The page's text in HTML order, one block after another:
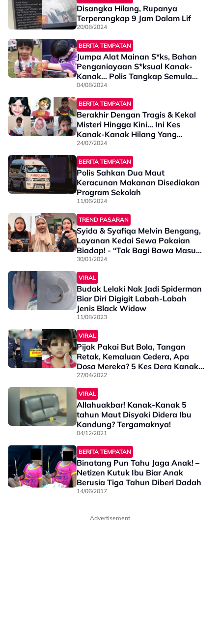
Disangka Hilang, Rupanya
Terperangkap 9 Jam Dalam Lif
20/08/2024
BERITA TEMPATAN
Jumpa Alat Mainan S*ks, Bahan
Penganiayaan S*ksual Kanak-
Kanak… Polis Tangkap Semula
Suspek Culik Albertine Leo
04/08/2024
BERITA TEMPATAN
Berakhir Dengan Tragis & Kekal
Misteri Hingga Kini… Ini Kes
Kanak-Kanak Hilang Yang
Pernah Gemparkan Negara
24/07/2024
BERITA TEMPATAN
Polis Sahkan Dua Maut
Keracunan Makanan Disediakan
Program Sekolah
11/06/2024
TREND PASARAN
Syida & Syafiqa Melvin Bengang,
Layanan Kedai Sewa Pakaian
Biadap! - “Tak Bagi Bawa Masuk
Budak, Anak Aku Tengah Tidur”
30/01/2024
VIRAL
Budak Lelaki Nak Jadi Spiderman
Biar Diri Digigit Labah-Labah
Jenis Black Widow
11/08/2023
VIRAL
Pijak Pakai But Bola, Tangan
Retak, Kemaluan Cedera, Apa
Dosa Mereka? 5 Kes Dera Kanak-
Kanak Paling Tragis!
27/04/2022
VIRAL
Allahuakbar! Kanak-Kanak 5
tahun Maut Disyaki Didera Ibu
Kandung? Tergamaknya!
04/12/2021
BERITA TEMPATAN
Binatang Pun Tahu Jaga Anak! –
Netizen Kutuk Ibu Biar Anak
Berusia Tiga Tahun Diberi Dadah
14/06/2017
Advertisement